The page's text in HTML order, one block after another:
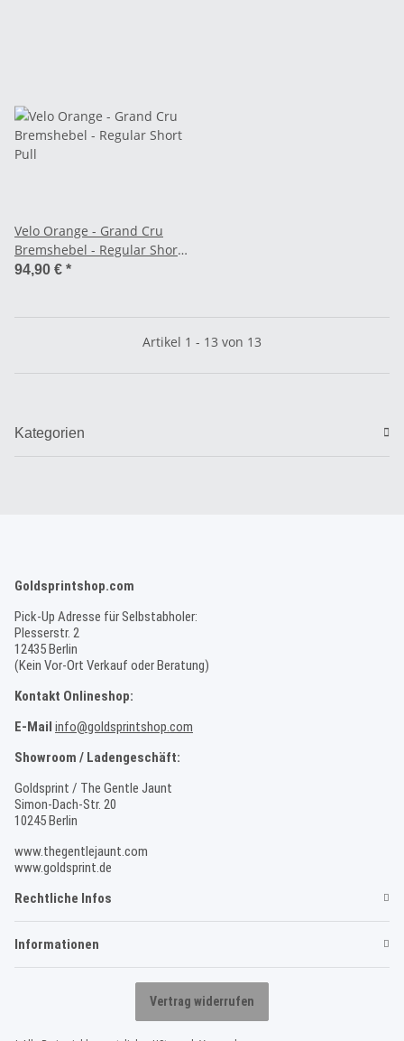
Velo Orange - Grand Cru
Bremshebel - Regular Short
Pull
94,90 € *
Artikel 1 - 13 von 13
Kategorien
Goldsprintshop.com
Pick-Up Adresse für Selbstabholer:
Plesserstr. 2
12435 Berlin
(Kein Vor-Ort Verkauf oder Beratung)
Kontakt Onlineshop:
E-Mail info@goldsprintshop.com
Showroom / Ladengeschäft:
Goldsprint / The Gentle Jaunt
Simon-Dach-Str. 20
10245 Berlin
www.thegentlejaunt.com
www.goldsprint.de
Rechtliche Infos
Informationen
Vertrag widerrufen